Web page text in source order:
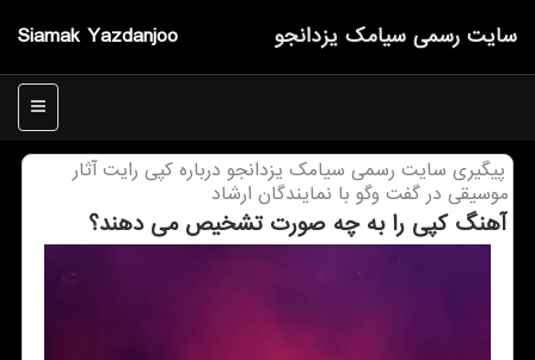
Siamak Yazdanjoo سایت رسمی سیامك یزدانجو
منو
پیگیری سایت رسمی سیامك یزدانجو درباره كپی رایت آثار
موسیقی در گفت وگو با نمایندگان ارشاد
آهنگ کپی را به چه صورت تشخیص می دهند؟